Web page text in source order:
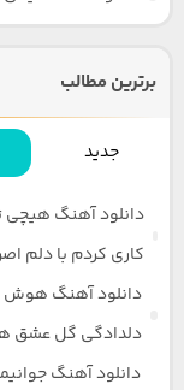
برترین مطالب
جدید
دانلود آهنگ هیچی
کاری کردم با دلم
دانلود آهنگ هوش
دلدادگی گل عشق
دانلود آهنگ